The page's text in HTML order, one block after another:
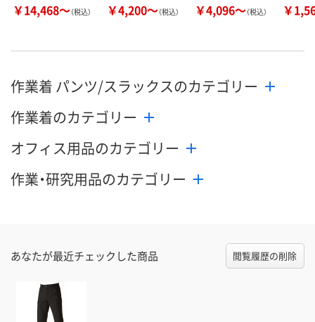
￥14,468～（税込） ￥4,200～（税込） ￥4,096～（税込） ￥
作業着 パンツ/スラックスのカテゴリー
作業着のカテゴリー
オフィス用品のカテゴリー
作業・研究用品のカテゴリー
あなたが最近チェックした商品 閲覧履歴の削除